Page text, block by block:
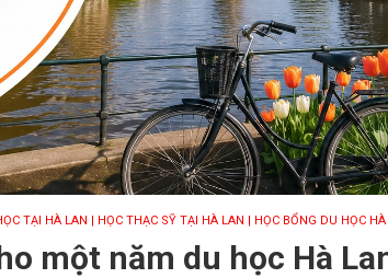
TẠI HÀ LAN | HỌC THẠC SỸ TẠI HÀ LAN | HỌC BỔNG DU HỌC HÀ
một năm du học Hà